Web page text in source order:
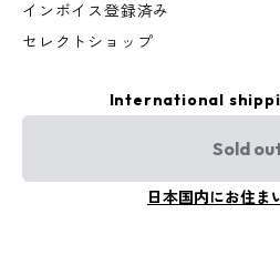
インボイス登録済み
セレクトショップ
International
Sold
日本国内にお住ま